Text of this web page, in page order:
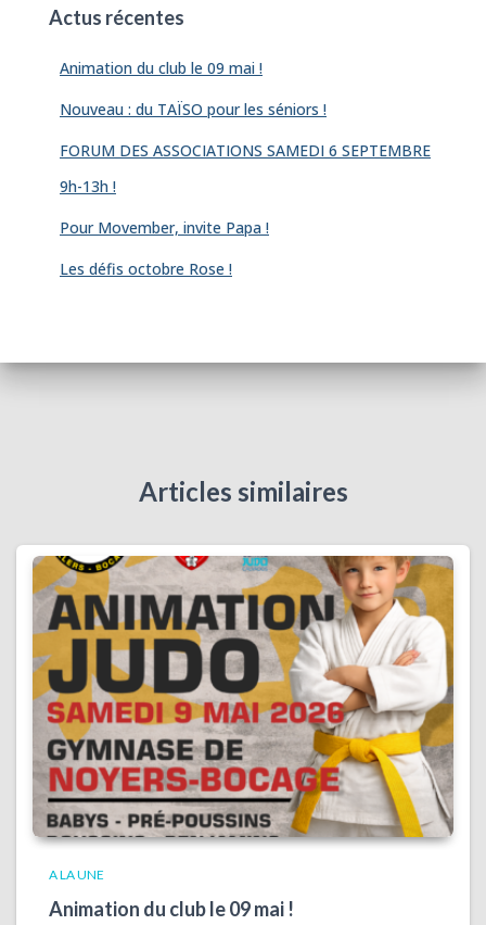
Actus récentes
Animation du club le 09 mai !
Nouveau : du TAÏSO pour les séniors !
FORUM DES ASSOCIATIONS SAMEDI 6 SEPTEMBRE
9h-13h !
Pour Movember, invite Papa !
Les défis octobre Rose !
Articles similaires
A LA UNE
Animation du club le 09 mai !